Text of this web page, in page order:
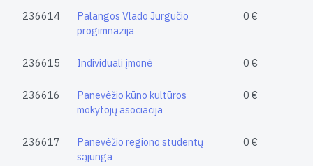
236614
Palangos Vlado Jurgučio
progimnazija
0 €
236615 Individuali įmonė 0 €
236616
Panevėžio kūno kultūros
mokytojų asociacija
0 €
236617
Panevėžio regiono studentų
sąjunga
0 €